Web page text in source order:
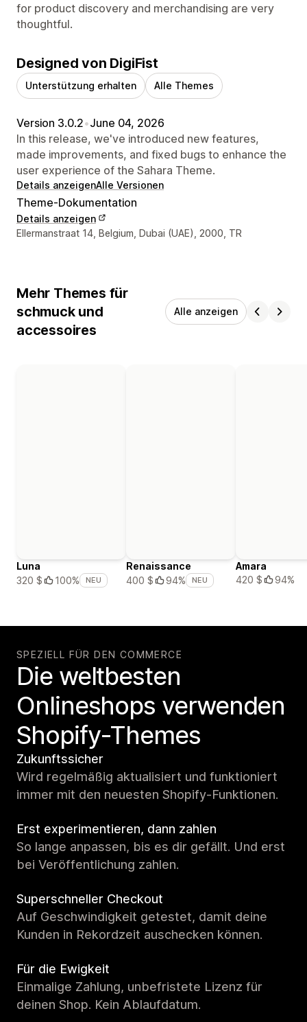
for product discovery and merchandising are very
thoughtful.
Designed von DigiFist
Unterstützung erhalten Alle Themes
Version 3.0.2•June 04, 2026
In this release, we've introduced new features,
made improvements, and fixed bugs to enhance the
user experience of the Sahara Theme.
Details anzeigenAlle Versionen
Theme-Dokumentation
Details anzeigen
Designer-Kontaktdaten
Ellermanstraat 14, Belgium, Dubai (UAE), 2000, TR
Mehr Themes für
schmuck und
accessoires
Alle anzeigen
Luna
320 $
100% NEU
Renaissance
400 $
94% NEU
Amara
420 $
94%
SPEZIELL FÜR DEN COMMERCE
Die weltbesten
Onlineshops verwenden
Shopify-Themes
Zukunftssicher
Wird regelmäßig aktualisiert und funktioniert
immer mit den neuesten Shopify-Funktionen.
Erst experimentieren, dann zahlen
So lange anpassen, bis es dir gefällt. Und erst
bei Veröffentlichung zahlen.
Superschneller Checkout
Auf Geschwindigkeit getestet, damit deine
Kunden in Rekordzeit auschecken können.
Für die Ewigkeit
Einmalige Zahlung, unbefristete Lizenz für
deinen Shop. Kein Ablaufdatum.